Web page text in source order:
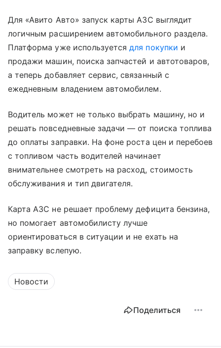
Для «Авито Авто» запуск карты АЗС выглядит
логичным расширением автомобильного раздела.
Платформа уже используетсядля покупки и
продажи машин, поиска запчастей и автотоваров,
а теперь добавляет сервис, связанный с
ежедневным владением автомобилем.
Водитель может не только выбрать машину, но и
решать повседневные задачи — от поиска топлива
до оплаты заправки. На фоне роста цен и перебоев
с топливом часть водителей начинает
внимательнее смотреть на расход, стоимость
обслуживания и тип двигателя.
Карта АЗС не решает проблему дефицита бензина,
но помогает автомобилисту лучше
ориентироваться в ситуации и не ехать на
заправку вслепую.
Новости
Поделиться